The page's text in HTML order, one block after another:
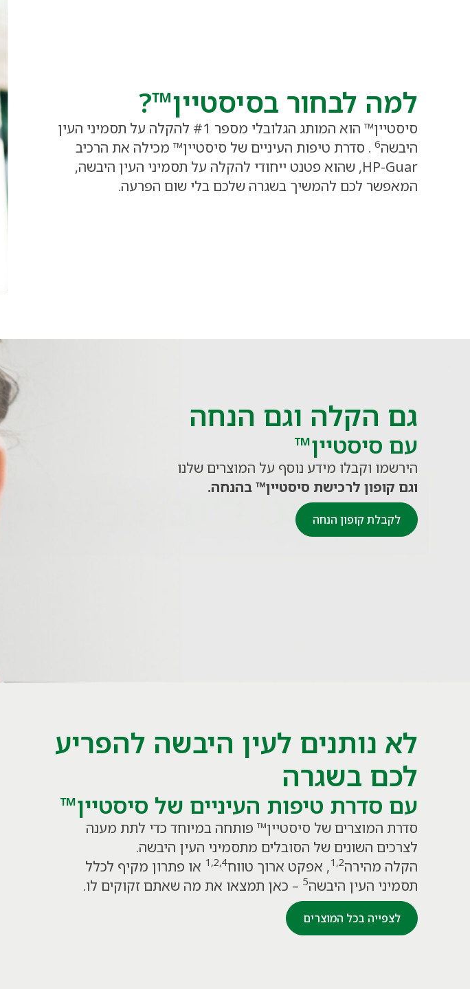
למה לבחור בסיסטיין™?
סיסטיין™ הוא המותג הגלובלי מספר #1 להקלה על תסמיני העין
היבשה6 . סדרת טיפות העיניים של סיסטיין™ מכילה את הרכיב
HP-Guar, שהוא פטנט ייחודי להקלה על תסמיני העין היבשה,
המאפשר לכם להמשיך בשגרה שלכם בלי שום הפרעה.
גם הקלה וגם הנחה
עם סיסטיין™
הירשמו וקבלו מידע נוסף על המוצרים שלנו
וגם קופון לרכישת סיסטיין™ בהנחה.
לקבלת קופון הנחה
לא נותנים לעין היבשה להפריע
לכם בשגרה
עם סדרת טיפות העיניים של סיסטיין™
סדרת המוצרים של סיסטיין™ פותחה במיוחד כדי לתת מענה
לצרכים השונים של הסובלים מתסמיני העין היבשה.
הקלה מהירה1,2, אפקט ארוך טווח1,2,4 או פתרון מקיף לכלל
תסמיני העין היבשה5 – כאן תמצאו את מה שאתם זקוקים לו.
לצפייה בכל המוצרים